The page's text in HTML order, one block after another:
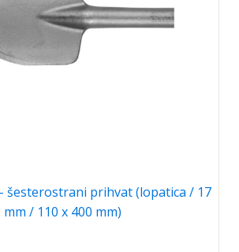
šesterostrani prihvat (lopatica / 17
mm / 110 x 400 mm)